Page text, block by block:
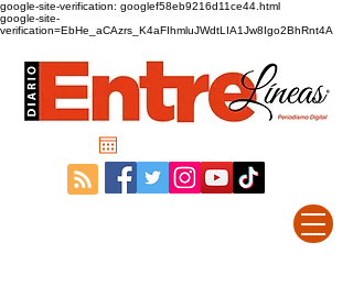
google-site-verification: googlef58eb9216d11ce44.html
google-site-
verification=EbHe_aCAzrs_K4aFIhmluJWdtLIA1Jw8Igo2BhRnt4A